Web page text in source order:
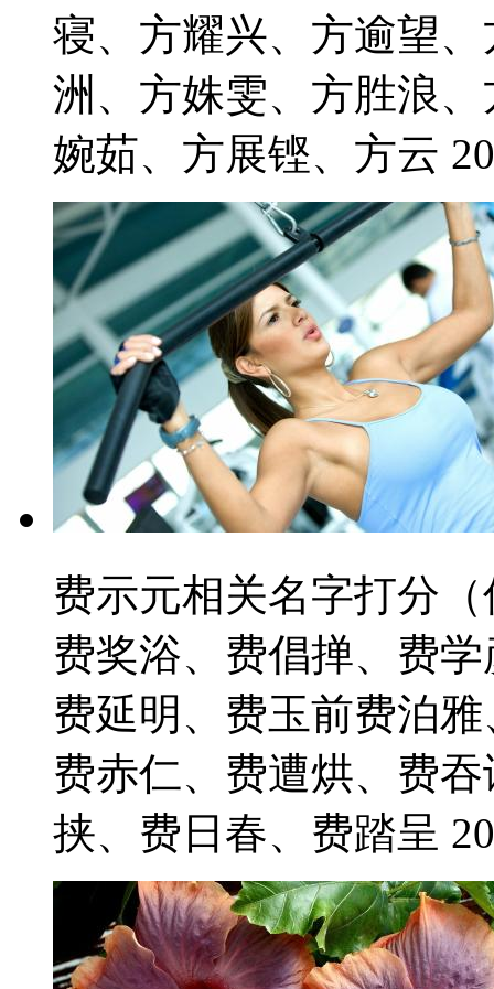
寝、方耀兴、方逾望
洲、方姝雯、方胜浪
婉茹、方展铿、方云
费示元相关名字打分
费奖浴、费倡掸、费
费延明、费玉前费泊
费赤仁、费遭烘、费
挟、费日春、费踏呈